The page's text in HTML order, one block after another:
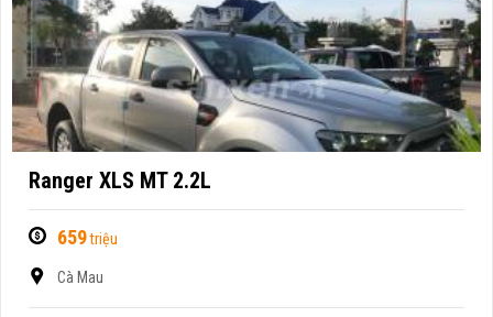
Ranger XLS MT 2.2L
659triệu
Cà Mau